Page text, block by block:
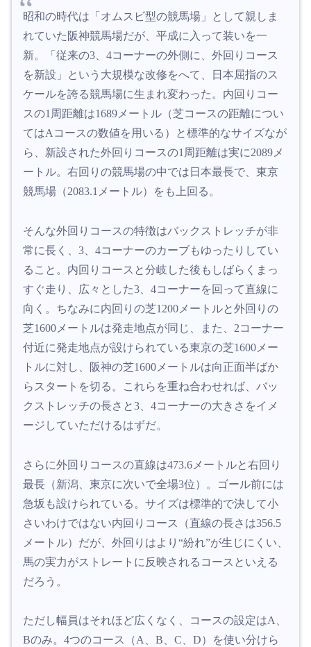
昭和の時代は「オムスビ型の競馬場」として親しま
れていた阪神競馬場だが、平成に入って装いを一
新。「従来の3、4コーナーの外側に、外回りコース
を新設」という大規模な改修をへて、日本屈指のス
ケールを誇る競馬場に生まれ変わった。内回りコー
スの1周距離は1689メートル（芝コースの距離につい
てはAコースの数値を用いる）と標準的なサイズなが
ら、新設された外回りコースの1周距離は実に2089メ
ートル。右回りの競馬場の中では日本最長で、東京
競馬場（2083.1メートル）をも上回る。
そんな外回りコースの特徴はバックストレッチが非
常に長く、3、4コーナーのカーブもゆったりしてい
ること。内回りコースと分岐した後もしばらくまっ
すぐ走り、広々とした3、4コーナーを回って直線に
向く。ちなみに内回りの芝1200メートルと外回りの
芝1600メートルは発走地点が同じ、また、2コーナー
付近に発走地点が設けられている東京の芝1600メー
トルに対し、阪神の芝1600メートルは向正面半ばか
らスタートを切る。これらを重ね合わせれば、バッ
クストレッチの長さと3、4コーナーの大きさをイメ
ージしていただけるはずだ。
さらに外回りコースの直線は473.6メートルと右回り
最長（新潟、東京に次いで全場3位）。ゴール前には
急坂も設けられている。サイズは標準的で決して小
さいわけではない内回りコース（直線の長さは356.5
メートル）だが、外回りはより“紛れ”が生じにくい、
馬の実力がストレートに反映されるコースといえる
だろう。
ただし幅員はそれほど広くなく、コースの設定はA、
Bのみ。4つのコース（A、B、C、D）を使い分けら